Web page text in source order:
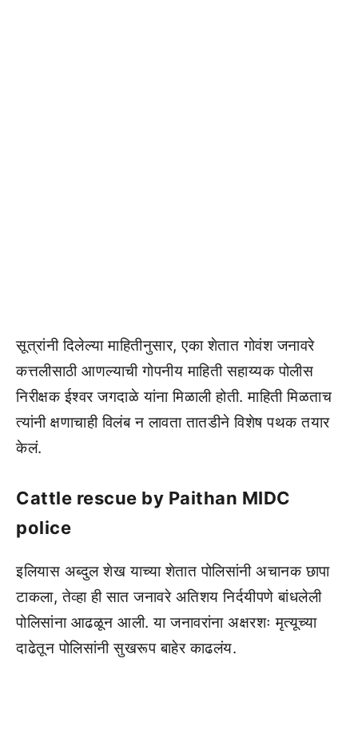
सूत्रांनी दिलेल्या माहितीनुसार, एका शेतात गोवंश जनावरे
कत्तलीसाठी आणल्याची गोपनीय माहिती सहाय्यक पोलीस
निरीक्षक ईश्वर जगदाळे यांना मिळाली होती. माहिती मिळताच
त्यांनी क्षणाचाही विलंब न लावता तातडीने विशेष पथक तयार
केलं.
Cattle rescue by Paithan MIDC
police
इलियास अब्दुल शेख याच्या शेतात पोलिसांनी अचानक छापा
टाकला, तेव्हा ही सात जनावरे अतिशय निर्दयीपणे बांधलेली
पोलिसांना आढळून आली. या जनावरांना अक्षरशः मृत्यूच्या
दाढेतून पोलिसांनी सुखरूप बाहेर काढलंय.